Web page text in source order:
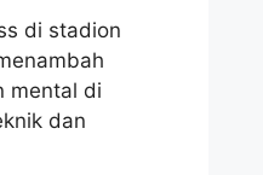
di stadion
mental di
dan